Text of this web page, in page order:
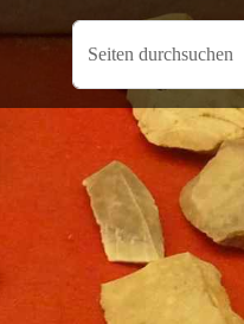
Seiten durchsuchen